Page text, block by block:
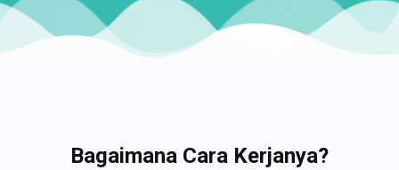
Bagaimana Cara Kerjanya?